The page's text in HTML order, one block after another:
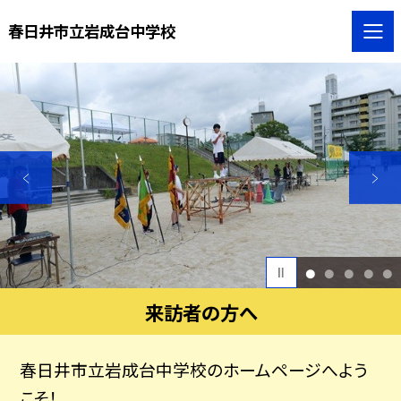
春日井市立岩成台中学校
1 2 3 4 5
来訪者の方へ
春日井市立岩成台中学校のホームページへよう